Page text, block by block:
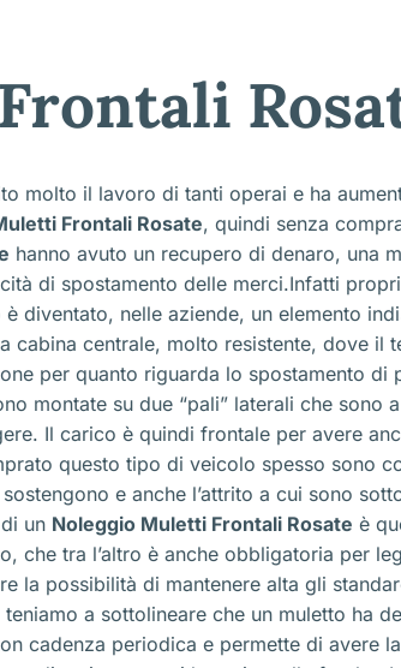
molto il lavoro di tanti operai e ha
Frontali Rosate, quindi senza
hanno avuto un recupero di denaro, una
di spostamento delle merci.Infatti
diventato, nelle aziende, un elemento
cabina centrale, molto resistente, dove il
per quanto riguarda lo spostamento di
montate su due “pali” laterali che sono
Il carico è quindi frontale per avere
questo tipo di veicolo spesso sono
e anche l’attrito a cui sono
un Noleggio Muletti Frontali Rosate è
che tra l’altro è anche obbligatoria per
la possibilità di mantenere alta gli
a sottolineare che un muletto ha
cadenza periodica e permette di avere